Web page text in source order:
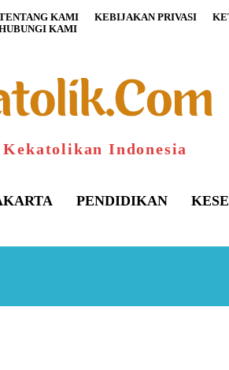
KAMI KEBIJAKAN PRIVASI
KAMI
Indonesia
PENDIDIKAN